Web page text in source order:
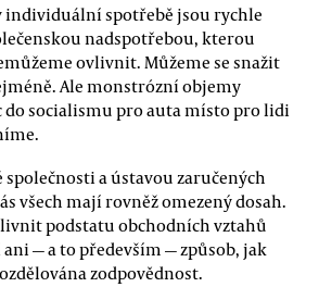
individuální spotřebě jsou rychle
nadspotřebou, kterou
ovlivnit. Můžeme se snažit
Ale monstrózní objemy
socialismu pro auta místo pro lidi
společnosti a ústavou zaručených
všech mají rovněž omezený dosah.
podstatu obchodních vztahů
— a to především — způsob, jak
zodpovědnost.